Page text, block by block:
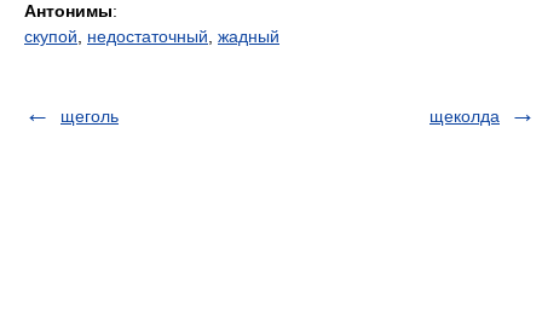
Антонимы:
скупой
недостаточный жадный
щеголь щеколда